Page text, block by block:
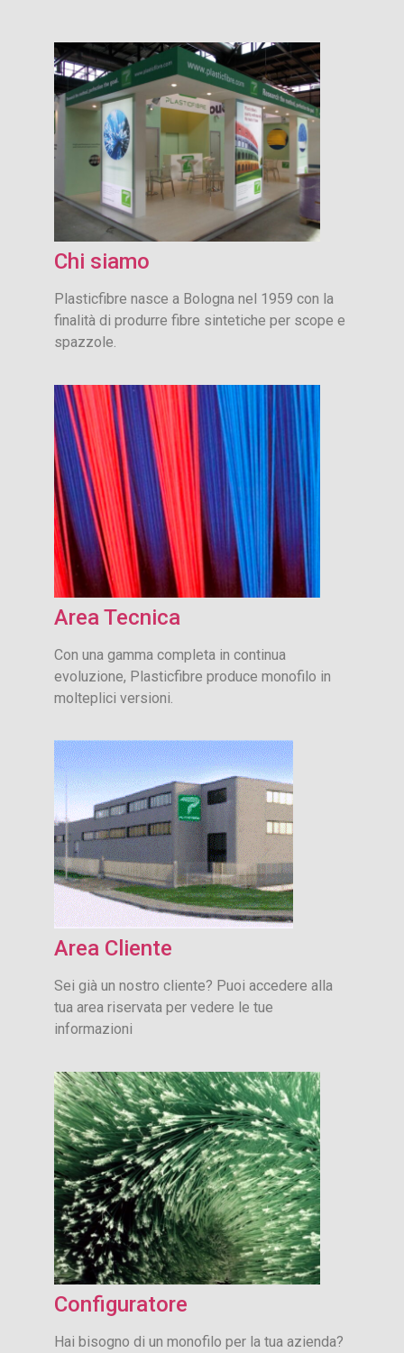
Chi siamo
Plasticfibre nasce a Bologna nel 1959 con la
finalità di produrre fibre sintetiche per scope e
spazzole.
Area Tecnica
Con una gamma completa in continua
evoluzione, Plasticfibre produce monofilo in
molteplici versioni.
Area Cliente
Sei già un nostro cliente? Puoi accedere alla
tua area riservata per vedere le tue
informazioni
Configuratore
Hai bisogno di un monofilo per la tua azienda?